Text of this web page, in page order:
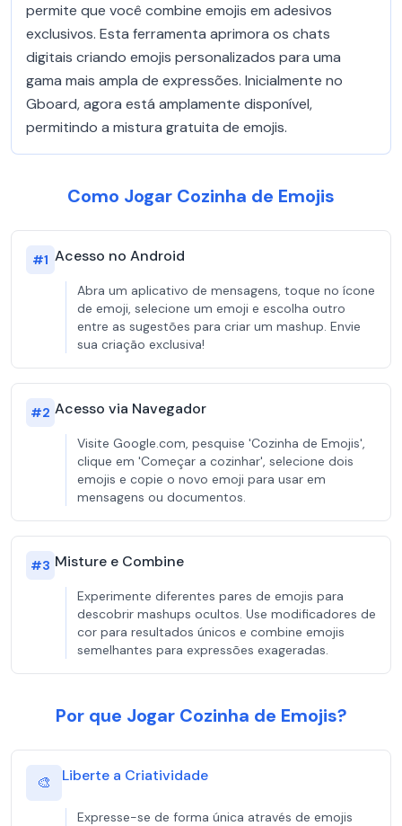
permite que você combine emojis em adesivos
exclusivos. Esta ferramenta aprimora os chats
digitais criando emojis personalizados para uma
gama mais ampla de expressões. Inicialmente no
Gboard, agora está amplamente disponível,
permitindo a mistura gratuita de emojis.
Como Jogar Cozinha de Emojis
#1 Acesso no Android
Abra um aplicativo de mensagens, toque no ícone
de emoji, selecione um emoji e escolha outro
entre as sugestões para criar um mashup. Envie
sua criação exclusiva!
#2 Acesso via Navegador
Visite Google.com, pesquise 'Cozinha de Emojis',
clique em 'Começar a cozinhar', selecione dois
emojis e copie o novo emoji para usar em
mensagens ou documentos.
#3 Misture e Combine
Experimente diferentes pares de emojis para
descobrir mashups ocultos. Use modificadores de
cor para resultados únicos e combine emojis
semelhantes para expressões exageradas.
Por que Jogar Cozinha de Emojis?
🎨 Liberte a Criatividade
Expresse-se de forma única através de emojis